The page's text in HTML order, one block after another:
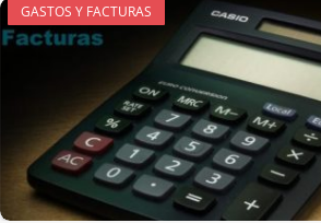
GASTOS Y FACTURAS